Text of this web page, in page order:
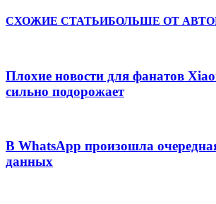
СХОЖИЕ СТАТЬИБОЛЬШЕ ОТ
Плохие новости для фанатов
сильно подорожает
В WhatsApp произошла
данных